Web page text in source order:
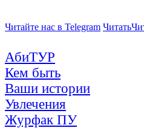
Читайте нас в Telegram Читать
АбиТУР
Кем быть
Ваши истории
Увлечения
Журфак ПУ